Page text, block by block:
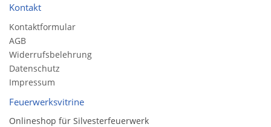
Kontakt
Kontaktformular
AGB
Widerrufsbelehrung
Datenschutz
Impressum
Feuerwerksvitrine
Onlineshop für Silvesterfeuerwerk